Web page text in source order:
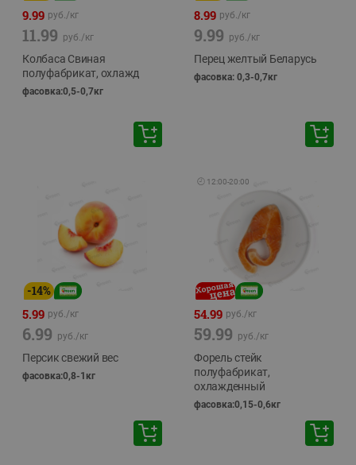
9.99 руб./кг
11.99 руб./кг
Колбаса Свиная
полуфабрикат, охлажд
фасовка:0,5-0,7кг
8.99 руб./кг
9.99 руб./кг
Перец желтый Беларусь
фасовка: 0,3-0,7кг
-14%
5.99 руб./кг
6.99 руб./кг
Персик свежий вес
фасовка:0,8-1кг
🕘 12:00-20:00
54.99 руб./кг
59.99 руб./кг
Форель стейк
полуфабрикат,
охлажденный
фасовка:0,15-0,6кг